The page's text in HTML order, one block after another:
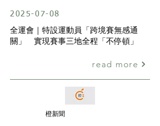
2025-07-08
全運會｜特設運動員「跨境賽無感通
關」 實現賽事三地全程「不停頓」
read more
橙新聞